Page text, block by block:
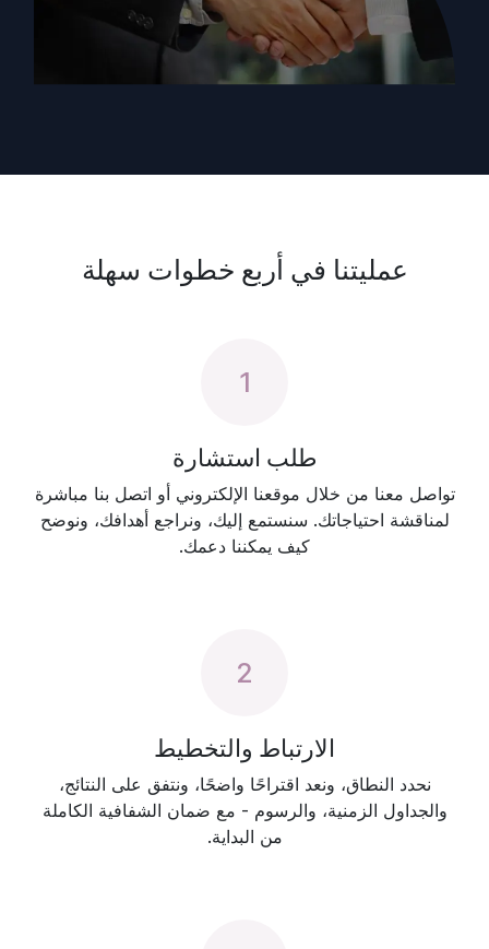
عمليتنا في أربع خطوات سهلة
1
طلب استشارة
تواصل معنا من خلال موقعنا الإلكتروني أو اتصل بنا مباشرة
لمناقشة احتياجاتك. سنستمع إليك، ونراجع أهدافك، ونوضح
كيف يمكننا دعمك.
2
الارتباط والتخطيط
نحدد النطاق، ونعد اقتراحًا واضحًا، ونتفق على النتائج،
والجداول الزمنية، والرسوم - مع ضمان الشفافية الكاملة
من البداية.